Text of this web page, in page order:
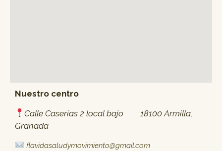
Nuestro centro
Calle Caserías 2 local bajo 18100 Armilla,
Granada
​flavidasaludymovimiento@gmail.com